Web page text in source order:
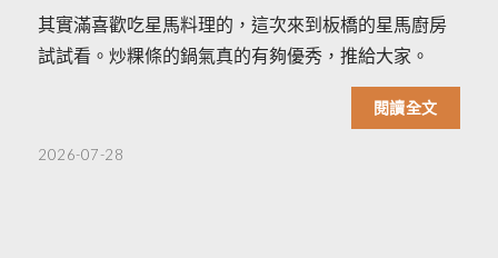
其實滿喜歡吃星馬料理的，這次來到板橋的星馬廚房
試試看。炒粿條的鍋氣真的有夠優秀，推給大家。
閱讀全文
2026-07-28